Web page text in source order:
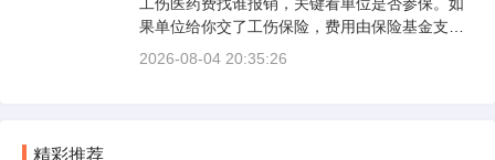
果单位给你交了工伤保险，费用由保险基金支
付；要是单位没参保，那就由单位自己掏钱。很
2026-08-04 20:35:26
精彩推荐